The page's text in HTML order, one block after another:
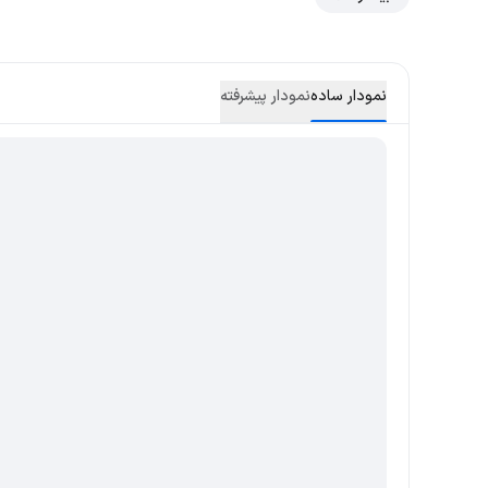
نمودار سادهنمودار پیشرفته